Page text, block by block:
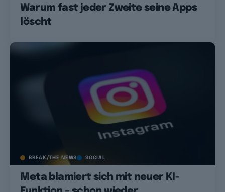
Warum fast jeder Zweite seine Apps
löscht
BREAK/THE NEWS SOCIAL
Meta blamiert sich mit neuer KI-